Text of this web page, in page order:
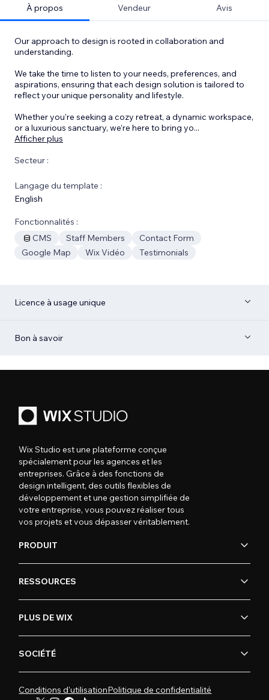
À propos Vendeur Avis
Our approach to design is rooted in collaboration and
understanding.
We take the time to listen to your needs, preferences, and
aspirations, ensuring that each design solution is tailored to
reflect your unique personality and lifestyle.
Whether you’re seeking a cozy retreat, a dynamic workspace,
or a luxurious sanctuary, we’re here to bring yo...
Afficher plus
Secteur :
Langage du template :
English
Fonctionnalités :
CMS
Staff Members
Contact Form
Google Map
Wix Vidéo Testimonials
Licence à usage unique
Bon à savoir
Wix Studio est une plateforme conçue
spécialement pour les agences et les
entreprises. Grâce à des fonctions de
design intelligent, des outils flexibles de
développement et une gestion simplifiée de
votre entreprise, vous pouvez réaliser tous
vos projets et vous dépasser véritablement.
PRODUIT
RESSOURCES
PLUS DE WIX
SOCIÉTÉ
Conditions d'utilisationPolitique de confidentialité